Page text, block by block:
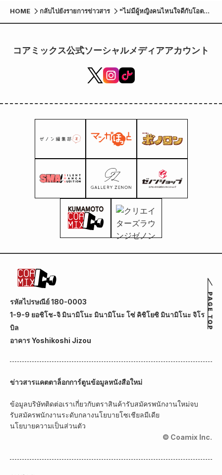
HOME กลับไปยังรายการข่าวสาร
"ไม่มีผู้หญิงคนไหนใจดีกับโอตาคุ
บ้างเลยเหรอ!?" เล่มที่ 13 ฉบับ
มิถุนายนนี้!
コアミックス公式ソーシャルメディアアカウント
รหัสไปรษณีย์ 180-0003
1-9-9 ยอชิโช-จิ มินามิโนะ มินามิโนะ โซ่ คิชิโยซิ มินามิโนะ จิโร
บิล
อาคาร Yoshikoshi Jizou
ข่าวสารแคตตาล็อกการ์ตูนข้อมูลหนังสือใหม่
ข้อมูลบริษัทติดต่อเราเกี่ยวกับตราสินค้ารับสมัครพนักงานใหม่จบ
รับสมัครพนักงานระดับกลางนโยบายโซเชียลมีเดีย
นโยบายความเป็นส่วนตัว
© Coamix Inc.